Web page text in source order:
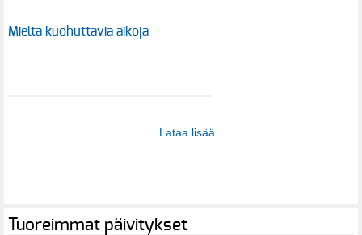
Mieltä kuohuttavia aikoja
Lataa lisää
Tuoreimmat päivitykset